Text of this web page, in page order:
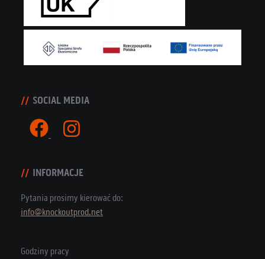
SOCIAL MEDIA
INFORMACJE
Pytania prosimy kierować do:
info@knockoutprod.net
Godziny pracy